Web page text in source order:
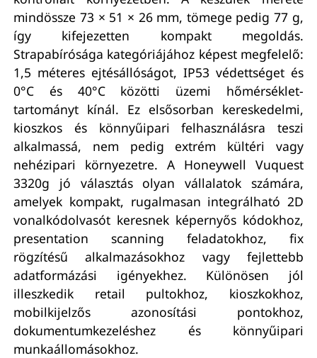
mindössze 73 × 51 × 26 mm, tömege pedig 77 g,
így kifejezetten kompakt megoldás.
Strapabírósága kategóriájához képest megfelelő:
1,5 méteres ejtésállóságot, IP53 védettséget és
0°C és 40°C közötti üzemi hőmérséklet-
tartományt kínál. Ez elsősorban kereskedelmi,
kioszkos és könnyűipari felhasználásra teszi
alkalmassá, nem pedig extrém kültéri vagy
nehézipari környezetre. A Honeywell Vuquest
3320g jó választás olyan vállalatok számára,
amelyek kompakt, rugalmasan integrálható 2D
vonalkódolvasót keresnek képernyős kódokhoz,
presentation scanning feladatokhoz, fix
rögzítésű alkalmazásokhoz vagy fejlettebb
adatformázási igényekhez. Különösen jól
illeszkedik retail pultokhoz, kioszkokhoz,
mobilkijelzős azonosítási pontokhoz,
dokumentumkezeléshez és könnyűipari
munkaállomásokhoz.